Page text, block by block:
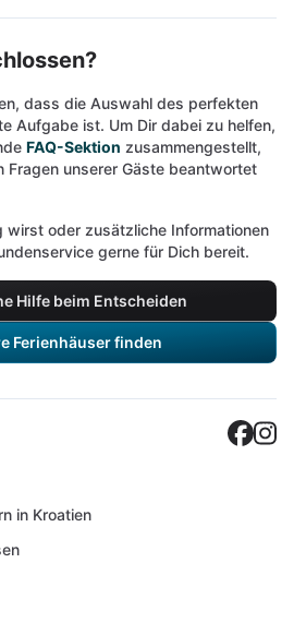
dass die Auswahl des perfekten
Aufgabe ist. Um Dir dabei zu helfen,
FAQ-Sektion zusammengestellt,
Fragen unserer Gäste beantwortet
wirst oder zusätzliche Informationen
gerne für Dich bereit.
Hilfe beim Entscheiden
Ferienhäuser finden
in Kroatien